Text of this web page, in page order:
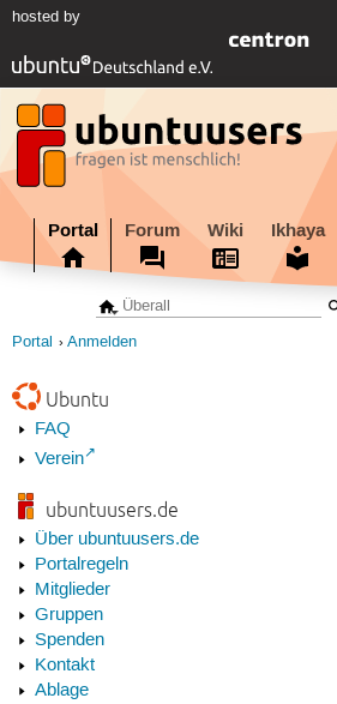
hosted by
Portal Forum Wiki Ikhaya
Portal Anmelden
Ubuntu
FAQ
Verein
ubuntuusers.de
Über ubuntuusers.de
Portalregeln
Mitglieder
Gruppen
Spenden
Kontakt
Ablage